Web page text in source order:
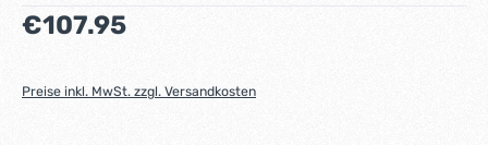
Regulärer Preis:
€107.95
Preise inkl. MwSt. zzgl. Versandkosten